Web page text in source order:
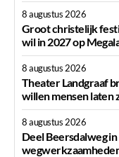
8 augustus 2026
Groot christelijk
wil in 2027 op
8 augustus 2026
Theater Landgraaf
willen mensen laten
8 augustus 2026
Deel Beersdalweg